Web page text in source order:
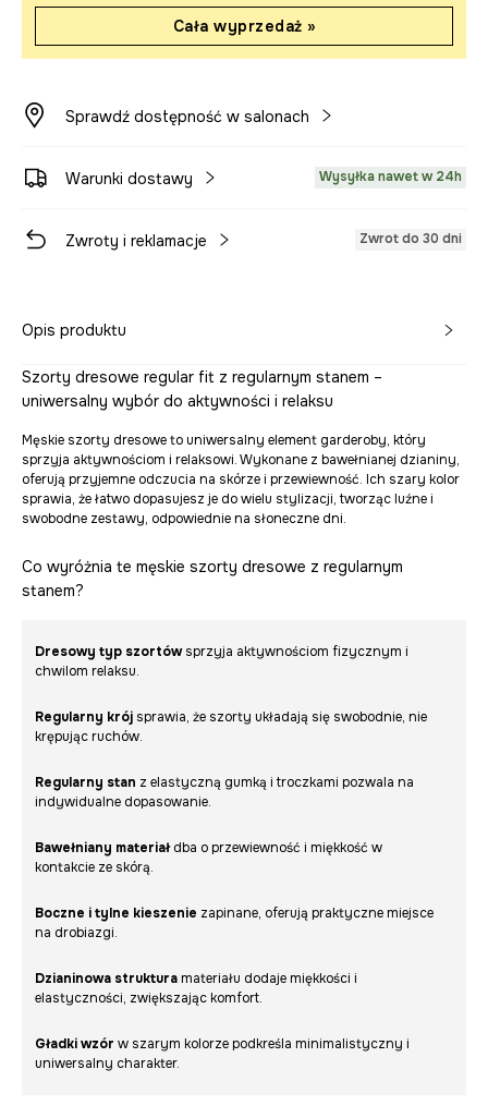
Cała wyprzedaż »
Sprawdź dostępność w salonach
Warunki dostawy Wysyłka nawet w 24h
Zwroty i reklamacje Zwrot do 30 dni
Opis produktu
Szorty dresowe regular fit z regularnym stanem –
uniwersalny wybór do aktywności i relaksu
Męskie szorty dresowe to uniwersalny element garderoby, który
sprzyja aktywnościom i relaksowi. Wykonane z bawełnianej dzianiny,
oferują przyjemne odczucia na skórze i przewiewność. Ich szary kolor
sprawia, że łatwo dopasujesz je do wielu stylizacji, tworząc luźne i
swobodne zestawy, odpowiednie na słoneczne dni.
Co wyróżnia te męskie szorty dresowe z regularnym
stanem?
Dresowy typ szortówsprzyja aktywnościom fizycznym i
chwilom relaksu.
Regularny krój sprawia, że szorty układają się swobodnie, nie
krępując ruchów.
Regularny stan z elastyczną gumką i troczkami pozwala na
indywidualne dopasowanie.
Bawełniany materiałdba o przewiewność i miękkość w
kontakcie ze skórą.
Boczne i tylne kieszenie zapinane, oferują praktyczne miejsce
na drobiazgi.
Dzianinowa struktura materiału dodaje miękkości i
elastyczności, zwiększając komfort.
Gładki wzór w szarym kolorze podkreśla minimalistyczny i
uniwersalny charakter.